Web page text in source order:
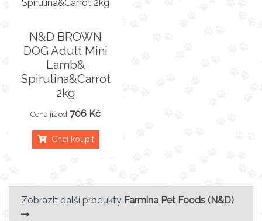
N&D BROWN
DOG Adult Mini
Lamb&
Spirulina&Carrot
2kg
Cena již od 706 Kč
Chci koupit
Zobrazit další produkty Farmina Pet Foods (N&D)